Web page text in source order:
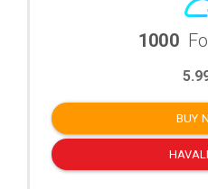
1000
BUY